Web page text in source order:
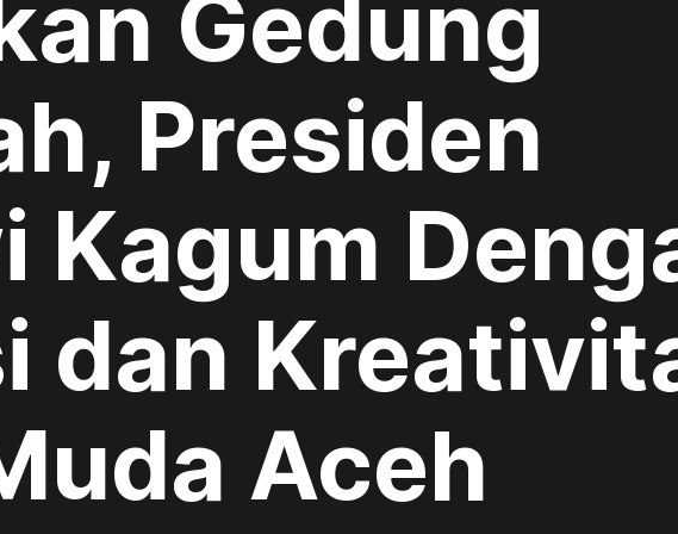
Gedung
Presiden
Kagum
dan
Aceh